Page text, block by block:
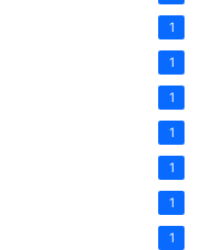
1
1
1
1
1
1
1